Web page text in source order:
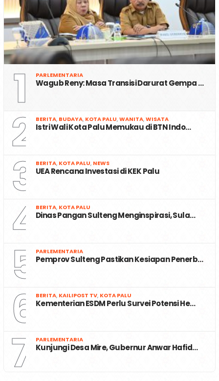
1 PARLEMENTARIA
Wagub Reny: Masa Transisi Darurat Gempa …
2 BERITA, BUDAYA, KOTA PALU,WANITA,WISATA
Istri Wali Kota Palu Memukau di BTN Indo…
3 BERITA, KOTA PALU, NEWS
UEA Rencana Investasi di KEK Palu
4 BERITA, KOTA PALU
Dinas Pangan Sulteng Menginspirasi, Sula…
5 PARLEMENTARIA
Pemprov Sulteng Pastikan Kesiapan Penerb…
6 BERITA, KAILIPOST TV, KOTA PALU
Kementerian ESDM Perlu Survei Potensi He…
7 PARLEMENTARIA
Kunjungi Desa Mire, Gubernur Anwar Hafid…